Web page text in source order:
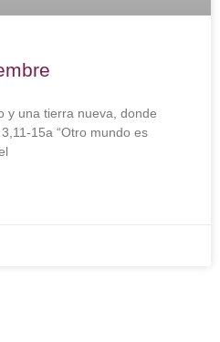
y una tierra nueva, donde
15a “Otro mundo es